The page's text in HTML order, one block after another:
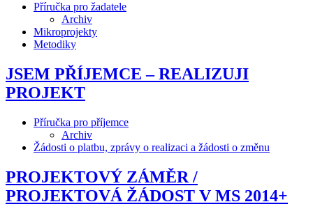
Příručka pro žadatele
Archiv
Mikroprojekty
Metodiky
JSEM PŘÍJEMCE – REALIZUJI
PROJEKT
Příručka pro příjemce
Archiv
Žádosti o platbu, zprávy o realizaci a žádosti o změnu
PROJEKTOVÝ ZÁMĚR /
PROJEKTOVÁ ŽÁDOST V MS 2014+